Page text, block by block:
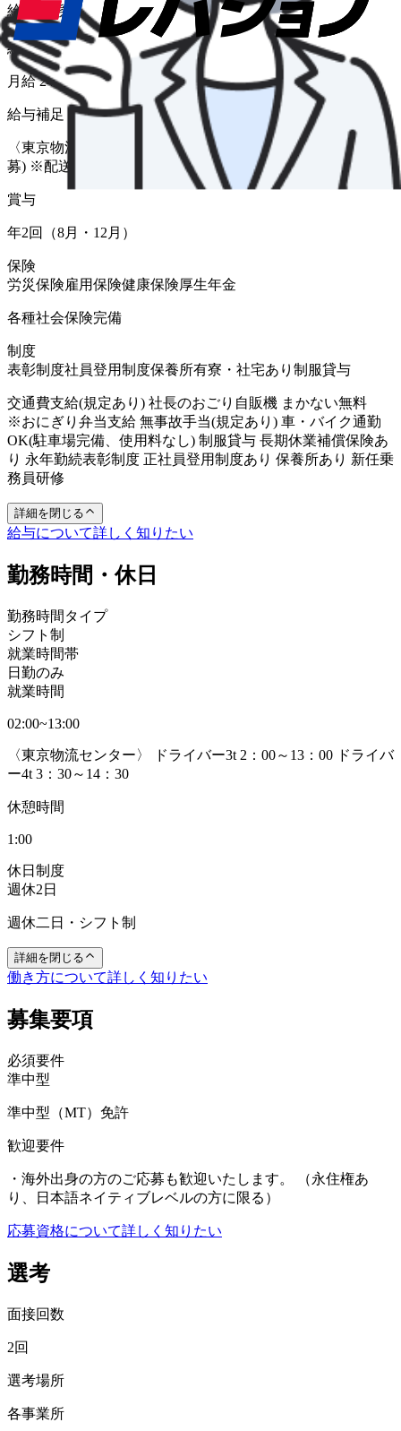
給与形態
月給
給与
月給 240,000円〜
給与補足
〈東京物流センター〉 [3t車]日給12,000円、日給14,850円(急
募) ※配送コースにより変動あり。
賞与
年2回（8月・12月）
保険
労災保険雇用保険健康保険厚生年金
各種社会保険完備
制度
表彰制度社員登用制度保養所有寮・社宅あり 制服貸与
交通費支給(規定あり) 社長のおごり自販機 まかない無料
※おにぎり弁当支給 無事故手当(規定あり) 車・バイク通勤
OK(駐車場完備、使用料なし) 制服貸与 長期休業補償保険あ
り 永年勤続表彰制度 正社員登用制度あり 保養所あり 新任乗
務員研修
詳細を閉じる
給与について詳しく知りたい
勤務時間・休日
勤務時間タイプ
シフト制
就業時間帯
日勤のみ
就業時間
02:00~13:00
〈東京物流センター〉 ドライバー3t 2：00～13：00 ドライバ
ー4t 3：30～14：30
休憩時間
1:00
休日制度
週休2日
週休二日・シフト制
詳細を閉じる
働き方について詳しく知りたい
募集要項
必須要件
準中型
準中型（MT）免許
歓迎要件
・海外出身の方のご応募も歓迎いたします。 （永住権あ
り、日本語ネイティブレベルの方に限る）
応募資格について詳しく知りたい
選考
面接回数
2回
選考場所
各事業所